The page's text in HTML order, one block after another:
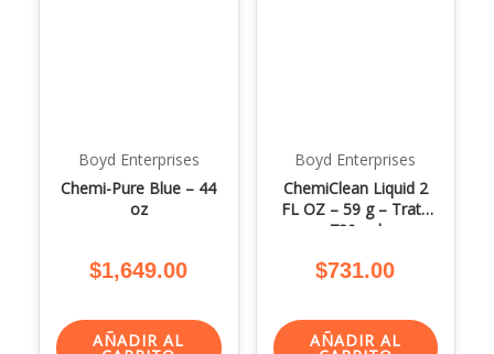
Boyd Enterprises
Chemi-Pure Blue – 44
oz
$1,649.00
AÑADIR AL
Boyd Enterprises
ChemiClean Liquid 2
FL OZ – 59 g – Trata
720 gal
$731.00
AÑADIR AL